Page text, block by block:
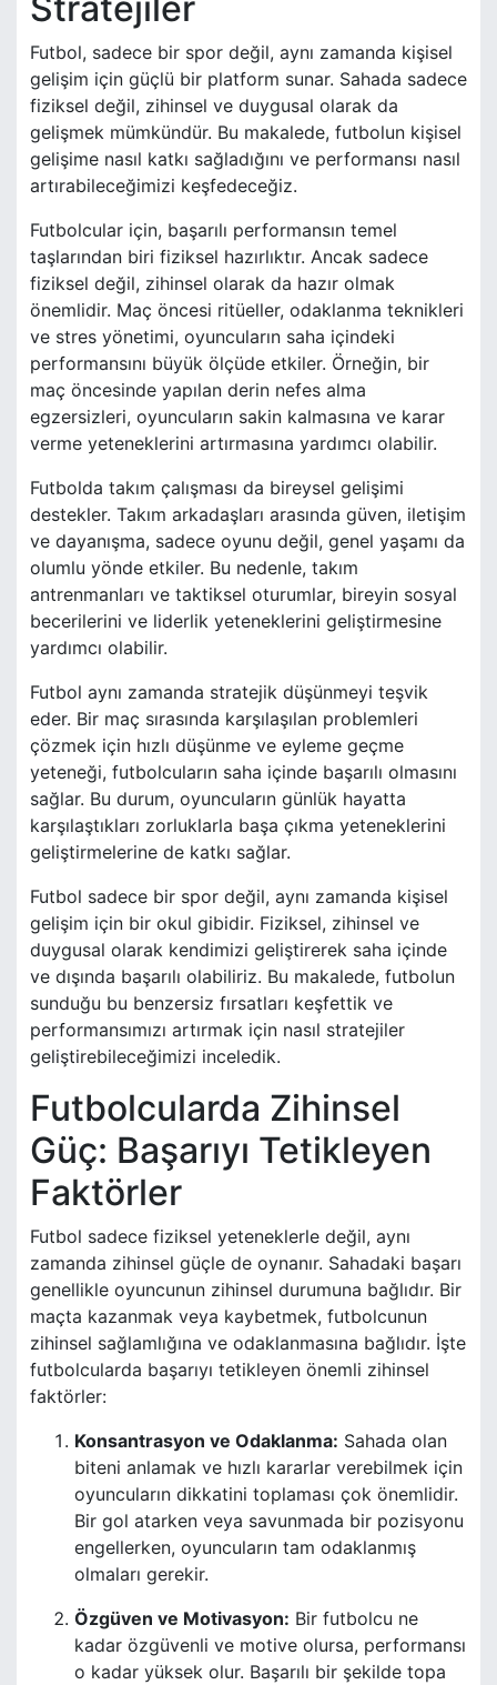
Stratejiler
Futbol, sadece bir spor değil, aynı zamanda kişisel
gelişim için güçlü bir platform sunar. Sahada sadece
fiziksel değil, zihinsel ve duygusal olarak da
gelişmek mümkündür. Bu makalede, futbolun kişisel
gelişime nasıl katkı sağladığını ve performansı nasıl
artırabileceğimizi keşfedeceğiz.
Futbolcular için, başarılı performansın temel
taşlarından biri fiziksel hazırlıktır. Ancak sadece
fiziksel değil, zihinsel olarak da hazır olmak
önemlidir. Maç öncesi ritüeller, odaklanma teknikleri
ve stres yönetimi, oyuncuların saha içindeki
performansını büyük ölçüde etkiler. Örneğin, bir
maç öncesinde yapılan derin nefes alma
egzersizleri, oyuncuların sakin kalmasına ve karar
verme yeteneklerini artırmasına yardımcı olabilir.
Futbolda takım çalışması da bireysel gelişimi
destekler. Takım arkadaşları arasında güven, iletişim
ve dayanışma, sadece oyunu değil, genel yaşamı da
olumlu yönde etkiler. Bu nedenle, takım
antrenmanları ve taktiksel oturumlar, bireyin sosyal
becerilerini ve liderlik yeteneklerini geliştirmesine
yardımcı olabilir.
Futbol aynı zamanda stratejik düşünmeyi teşvik
eder. Bir maç sırasında karşılaşılan problemleri
çözmek için hızlı düşünme ve eyleme geçme
yeteneği, futbolcuların saha içinde başarılı olmasını
sağlar. Bu durum, oyuncuların günlük hayatta
karşılaştıkları zorluklarla başa çıkma yeteneklerini
geliştirmelerine de katkı sağlar.
Futbol sadece bir spor değil, aynı zamanda kişisel
gelişim için bir okul gibidir. Fiziksel, zihinsel ve
duygusal olarak kendimizi geliştirerek saha içinde
ve dışında başarılı olabiliriz. Bu makalede, futbolun
sunduğu bu benzersiz fırsatları keşfettik ve
performansımızı artırmak için nasıl stratejiler
geliştirebileceğimizi inceledik.
Futbolcularda Zihinsel
Güç: Başarıyı Tetikleyen
Faktörler
Futbol sadece fiziksel yeteneklerle değil, aynı
zamanda zihinsel güçle de oynanır. Sahadaki başarı
genellikle oyuncunun zihinsel durumuna bağlıdır. Bir
maçta kazanmak veya kaybetmek, futbolcunun
zihinsel sağlamlığına ve odaklanmasına bağlıdır. İşte
futbolcularda başarıyı tetikleyen önemli zihinsel
faktörler:
Konsantrasyon ve Odaklanma: Sahada olan
biteni anlamak ve hızlı kararlar verebilmek için
oyuncuların dikkatini toplaması çok önemlidir.
Bir gol atarken veya savunmada bir pozisyonu
engellerken, oyuncuların tam odaklanmış
olmaları gerekir.
Özgüven ve Motivasyon: Bir futbolcu ne
kadar özgüvenli ve motive olursa, performansı
o kadar yüksek olur. Başarılı bir şekilde topa